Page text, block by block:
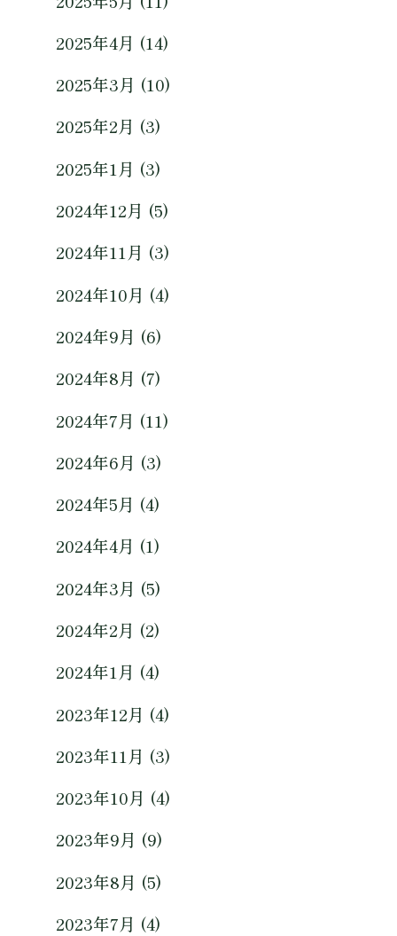
2025年4月 (14)
2025年3月 (10)
2025年2月 (3)
2025年1月 (3)
2024年12月 (5)
2024年11月 (3)
2024年10月 (4)
2024年9月 (6)
2024年8月 (7)
2024年7月 (11)
2024年6月 (3)
2024年5月 (4)
2024年4月 (1)
2024年3月 (5)
2024年2月 (2)
2024年1月 (4)
2023年12月 (4)
2023年11月 (3)
2023年10月 (4)
2023年9月 (9)
2023年8月 (5)
2023年7月 (4)